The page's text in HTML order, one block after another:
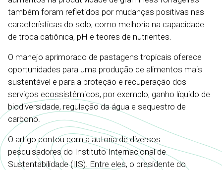
também foram refletidos por mudanças positivas nas
características do solo, como melhoria na capacidade
de troca catiônica, pH e teores de nutrientes.
O manejo aprimorado de pastagens tropicais oferece
oportunidades para uma produção de alimentos mais
sustentável e para a proteção e recuperação dos
serviços ecossistêmicos, por exemplo, ganho líquido de
biodiversidade, regulação da água e sequestro de
carbono.
O artigo contou com a autoria de diversos
pesquisadores do Instituto Internacional de
Sustentabilidade (IIS). Entre eles, o presidente do